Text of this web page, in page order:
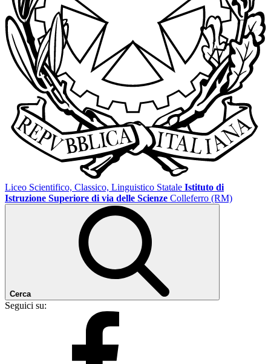
Liceo Scientifico, Classico, Linguistico Statale Istituto di
Istruzione Superiore di via delle Scienze Colleferro (RM)
Cerca
Seguici su: